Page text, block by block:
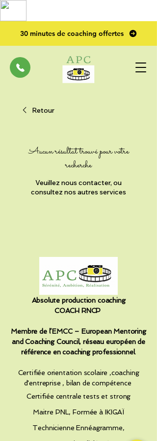
30 minutes de coaching offertes
Retour
Aucun résultat trouvé pour votre
recherche
Veuillez nous contacter, ou
consultez nos autres services
Absolute production coaching
COACH RNCP
Membre de l’EMCC – European Mentoring
and Coaching Council, réseau européen de
référence en coaching professionnel.​
Certifiée orientation scolaire ,coaching
d'entreprise , bilan de compétence
Certifiée centrale tests et strong
Maitre PNL, Formée à IKIGAÏ
Technicienne Ennéagramme,